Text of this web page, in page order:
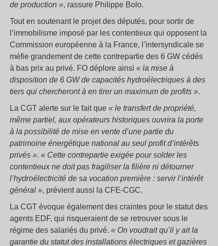
de production », rassure Philippe Bolo.
Tout en soutenant le projet des députés, pour sortir de
l’immobilisme imposé par les contentieux qui opposent la
Commission européenne à la France, l’intersyndicale se
méfie grandement de cette contrepartie des 6 GW cédés
à bas prix au privé. FO déplore ainsi « la mise à
disposition de 6 GW de capacités hydroélectriques à des
tiers qui chercheront à en tirer un maximum de profits ».
La CGT alerte sur le fait que « le transfert de propriété,
même partiel, aux opérateurs historiques ouvrira la porte
à la possibilité de mise en vente d’une partie du
patrimoine énergétique national au seul profit d’intérêts
privés ». « Cette contrepartie exigée pour solder les
contentieux ne doit pas fragiliser la filière ni détourner
l’hydroélectricité de sa vocation première : servir l’intérêt
général », prévient aussi la CFE-CGC.
La CGT évoque également des craintes pour le statut des
agents EDF, qui risqueraient de se retrouver sous le
régime des salariés du privé. « On voudrait qu’il y ait la
garantie du statut des installations électriques et gazières